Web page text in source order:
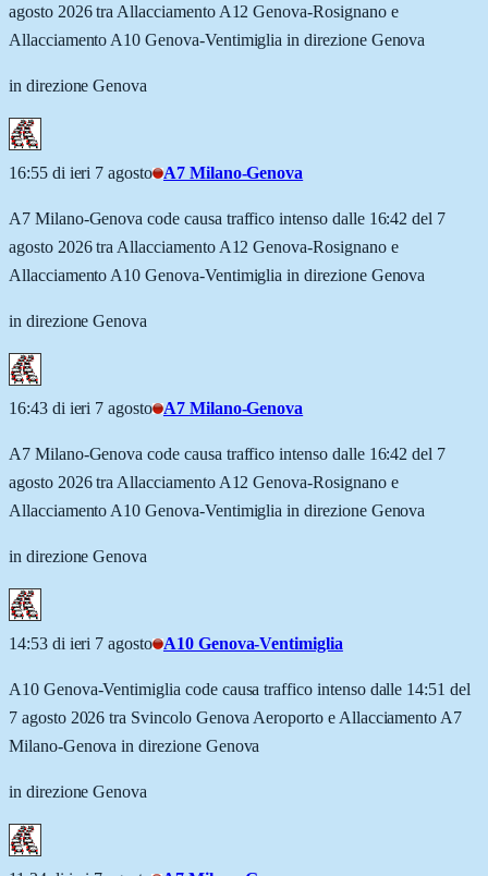
agosto 2026 tra Allacciamento A12 Genova-Rosignano e
Allacciamento A10 Genova-Ventimiglia in direzione Genova
in direzione Genova
16:55 di ieri 7 agosto A7 Milano-Genova
A7 Milano-Genova code causa traffico intenso dalle 16:42 del 7
agosto 2026 tra Allacciamento A12 Genova-Rosignano e
Allacciamento A10 Genova-Ventimiglia in direzione Genova
in direzione Genova
16:43 di ieri 7 agosto A7 Milano-Genova
A7 Milano-Genova code causa traffico intenso dalle 16:42 del 7
agosto 2026 tra Allacciamento A12 Genova-Rosignano e
Allacciamento A10 Genova-Ventimiglia in direzione Genova
in direzione Genova
14:53 di ieri 7 agosto A10 Genova-Ventimiglia
A10 Genova-Ventimiglia code causa traffico intenso dalle 14:51 del
7 agosto 2026 tra Svincolo Genova Aeroporto e Allacciamento A7
Milano-Genova in direzione Genova
in direzione Genova